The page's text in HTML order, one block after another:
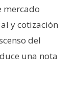
mercado
y cotización
del
una nota